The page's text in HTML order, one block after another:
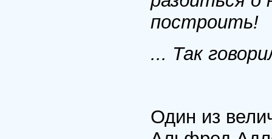
построить!
... Так
Один из